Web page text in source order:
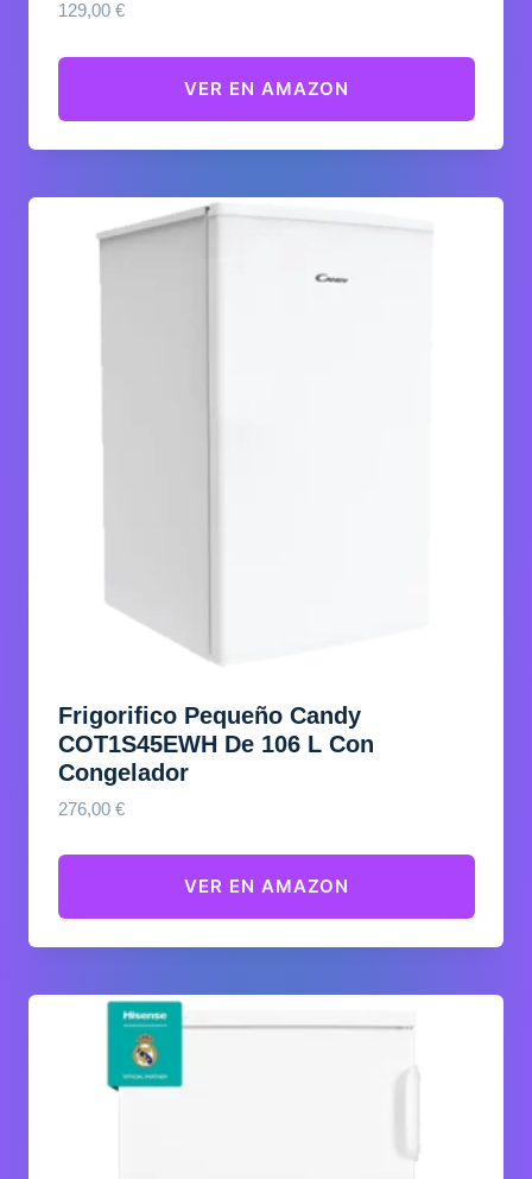
129,00 €
VER EN AMAZON
Frigorifico Pequeño Candy
COT1S45EWH De 106 L Con
Congelador
276,00 €
VER EN AMAZON